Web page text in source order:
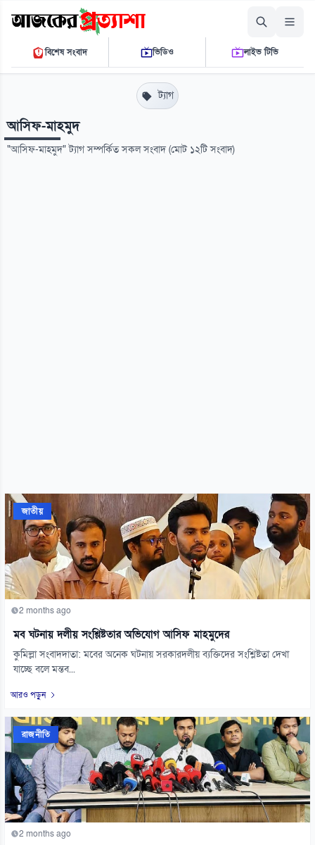
রোববার, ০৯ আগস্ট ২০২৬
০৪ ২২ ৪৯ পি.এম.THE DAILY AJKER PROTTASHA
বিশেষ সংবাদ ভিডিও লাইভ টিভি
ট্যাগ
আসিফ-মাহমুদ
"আসিফ-মাহমুদ" ট্যাগ সম্পর্কিত সকল সংবাদ (মোট ১২টি সংবাদ)
জাতীয়
2 months ago
মব ঘটনায় দলীয় সংশ্লিষ্টতার অভিযোগ আসিফ মাহমুদের
কুমিল্লা সংবাদদাতা: মবের অনেক ঘটনায় সরকারদলীয় ব্যক্তিদের সংশ্লিষ্টতা দেখা
যাচ্ছে বলে মন্তব...
আরও পড়ুন
রাজনীতি
2 months ago